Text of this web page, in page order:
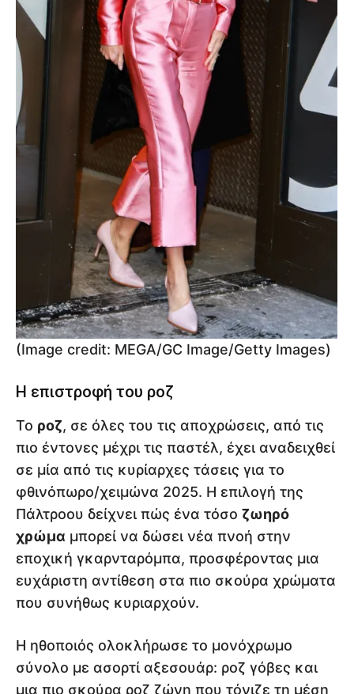
(Image credit: MEGA/GC Image/Getty Images)
Η επιστροφή του ροζ
Το ροζ, σε όλες του τις αποχρώσεις, από τις
πιο έντονες μέχρι τις παστέλ, έχει αναδειχθεί
σε μία από τις κυρίαρχες τάσεις για το
φθινόπωρο/χειμώνα 2025. Η επιλογή της
Πάλτροου δείχνει πώς ένα τόσο ζωηρό
χρώμα μπορεί να δώσει νέα πνοή στην
εποχική γκαρνταρόμπα, προσφέροντας μια
ευχάριστη αντίθεση στα πιο σκούρα χρώματα
που συνήθως κυριαρχούν.
Η ηθοποιός ολοκλήρωσε το μονόχρωμο
σύνολο με ασορτί αξεσουάρ: ροζ γόβες και
μια πιο σκούρα ροζ ζώνη που τόνιζε τη μέση